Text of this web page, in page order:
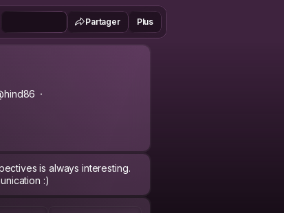
Partager Plus
is always interesting.
:)